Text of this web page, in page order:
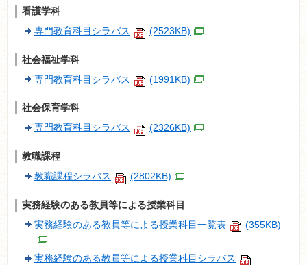
看護学科
専門教育科目シラバス
(2523KB)
社会福祉学科
専門教育科目シラバス
(1991KB)
社会保育学科
専門教育科目シラバス
(2326KB)
教職課程
教職課程シラバス
(2802KB)
実務経験のある教員等による授業科目
実務経験のある教員等による授業科目一覧表
(355KB)
実務経験のある教員等による授業科目シラバス